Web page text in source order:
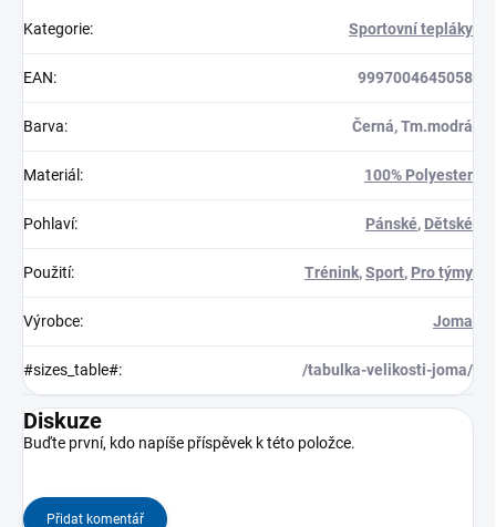
Kategorie: Sportovní tepláky
EAN: 9997004645058
Barva: Černá, Tm.modrá
Materiál : 100% Polyester
Pohlaví: Pánské, Dětské
Použití: Trénink,Sport, Pro týmy
Výrobce: Joma
#sizes_table#: /tabulka-velikosti-joma/
Diskuze
Buďte první, kdo napíše příspěvek k této položce.
Přidat komentář